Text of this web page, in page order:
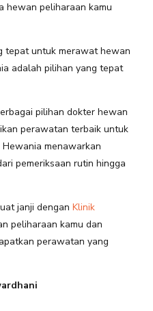
hewan peliharaan kamu
tepat untuk merawat hewan
adalah pilihan yang tepat
pilihan dokter hewan
perawatan terbaik untuk
menawarkan
pemeriksaan rutin hingga
janji dengan Klinik
peliharaan kamu dan
perawatan yang